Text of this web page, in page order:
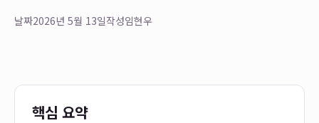
날짜2026년 5월 13일작성임현우
핵심 요약